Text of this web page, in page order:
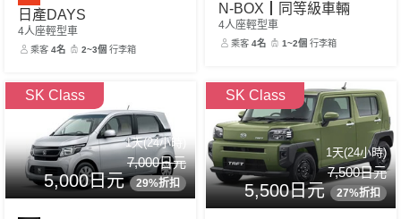
日產DAYS
4人座輕型車
乘客4名 2~3個 行李箱
N-BOX┃同等級車輛
4人座輕型車
乘客4名 1~2個 行李箱
SK Class
1天(24小時)
7,000日元
5,000日元 29%折扣
SK Class
1天(24小時)
7,500日元
5,500日元 27%折扣